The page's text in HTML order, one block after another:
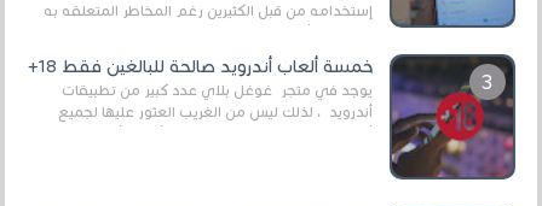
إستخدامه من قبل الكثيرين رغم المخاطر المتعلقه به
خمسة ألعاب أندرويد صالحة للبالغين فقط 18+
يوجد في متجر غوغل بلاي عدد كبير من تطبيقات
أندرويد ، لذلك ليس من الغريب العثور عليها لجميع